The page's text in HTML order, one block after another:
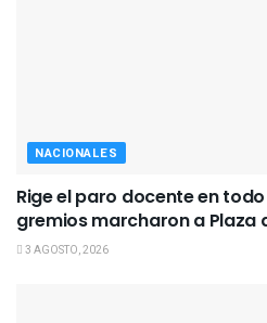
NACIONALES
Rige el paro docente en
gremios marcharon a Plaza
3 AGOSTO, 2026